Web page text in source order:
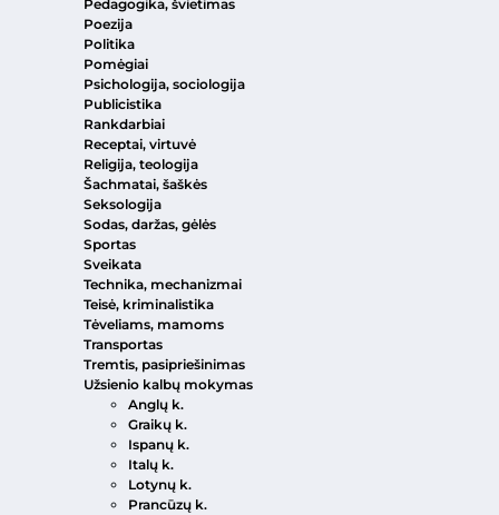
Pedagogika, švietimas
Poezija
Politika
Pomėgiai
Psichologija, sociologija
Publicistika
Rankdarbiai
Receptai, virtuvė
Religija, teologija
Šachmatai, šaškės
Seksologija
Sodas, daržas, gėlės
Sportas
Sveikata
Technika, mechanizmai
Teisė, kriminalistika
Tėveliams, mamoms
Transportas
Tremtis, pasipriešinimas
Užsienio kalbų mokymas
Anglų k.
Graikų k.
Ispanų k.
Italų k.
Lotynų k.
Prancūzų k.